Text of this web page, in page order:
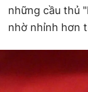
những cầu thủ
nhờ nhỉnh hơn